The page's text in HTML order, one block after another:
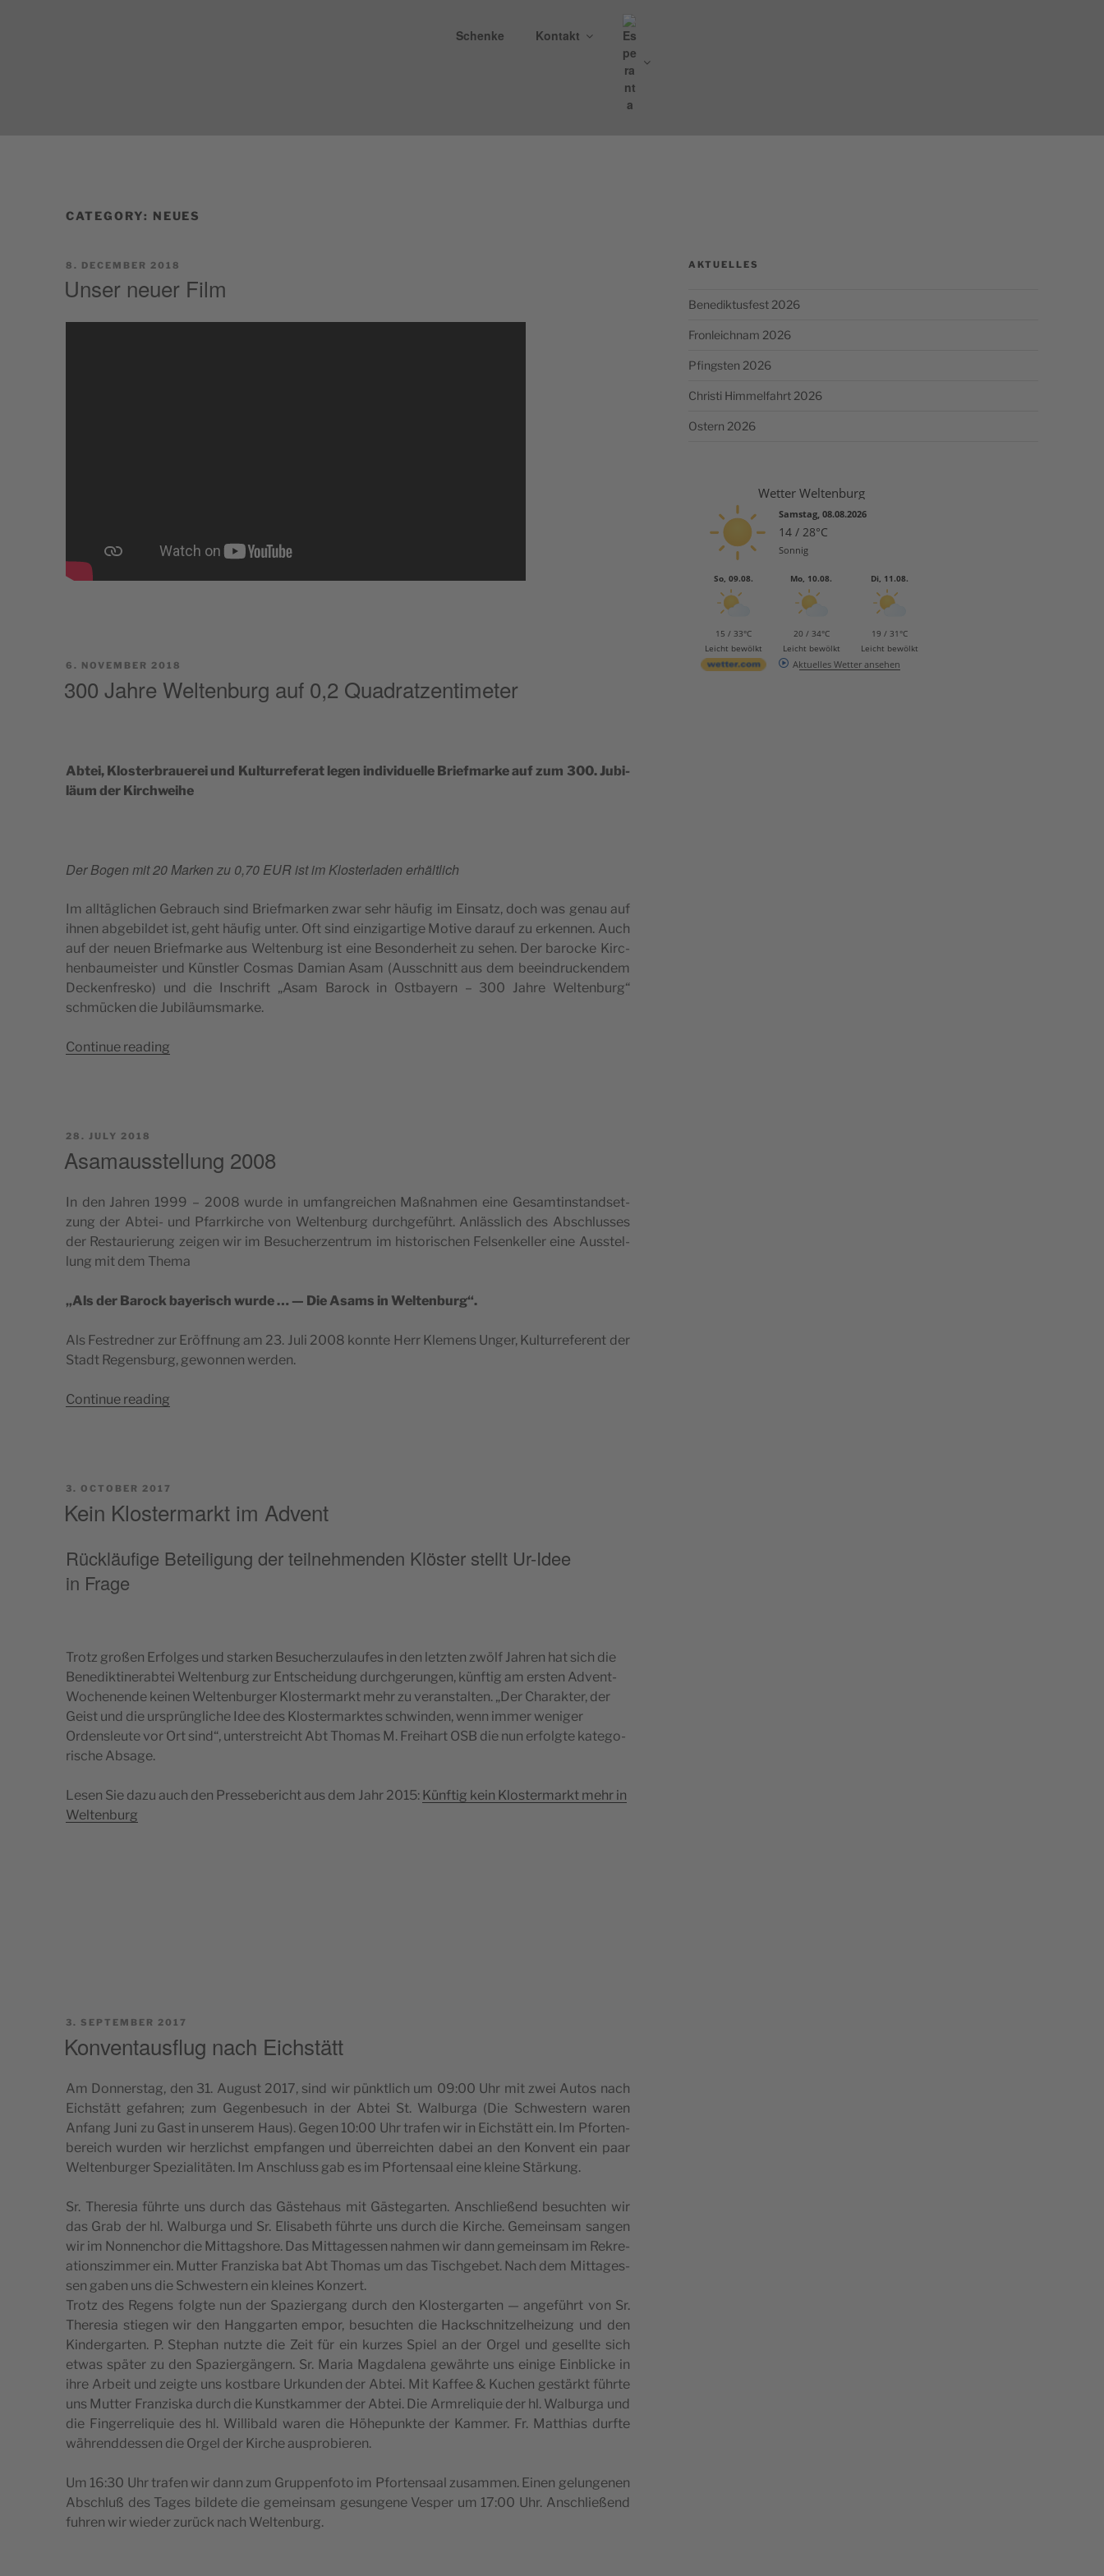
BENEDIKTINERABTEI ST. GEORG
Schenke Kontakt
CATEGORY: NEUES
POSTED
8. DECEMBER 2018
Unser neuer Film
POSTED
6. NOVEMBER 2018
300 Jahre Weltenburg auf 0,2 Quadratzentimeter
Abtei, Klo­s­ter­bra­u­e­rei und Kul­tu­rre­fe­rat legen indi­vi­du­el­le Bri­ef­mar­ke auf zum 300. Jubi­
läum der Kirchweihe
Der Bogen mit 20 Mar­ken zu 0,70 EUR ist im Klo­s­ter­la­den erhältlich
Im alltäglic­hen Gebra­uch sind Bri­ef­mar­ken zwar sehr häu­fig im Ein­satz, doch was genau auf
ihnen abge­bil­det ist, geht häu­fig unter. Oft sind ein­zi­gar­t­ige Moti­ve dara­uf zu erken­nen. Auch
auf der neu­en Bri­ef­mar­ke aus Wel­ten­burg ist eine Beson­der­he­it zu sehen. Der baroc­ke Kirc­
hen­ba­u­me­i­s­ter und Kün­stler Cos­mas Dami­an Asam (Aus­sc­hnitt aus dem bee­in­druc­ken­dem
Dec­ken­fre­s­ko) und die Insc­hri­ft „Asam Barock in Ost­ba­yern – 300 Jahre Wel­ten­burg“
schmüc­ken die Jubiläumsmarke.
Con­ti­nue rea­ding
0,2
POSTED
28. JULY 2018
Asamausstellung 2008
In den Jahren 1999 – 2008 wur­de in umfan­gre­ic­hen Maßna­hmen eine Gesam­tin­stand­set­
zung der Abtei- und Pfa­rr­kirc­he von Wel­ten­burg durc­hge­führt. Anläss­lich des Absc­hlus­ses
der Res­ta­u­ri­e­rung zei­gen wir im Besuc­her­zen­trum im his­to­ri­sc­hen Fel­sen­kel­ler eine Aus­s­tel­
lung mit dem Thema
„Als der Barock baye­ri­sch wur­de … — Die Asams in Wel­ten­burg“.
Als Festred­ner zur Eröffnung am 23. Juli 2008 konn­te Herr Kle­mens Unger, Kul­tu­rre­fe­rent der
Stadt Regen­s­burg, gewon­nen werden.
Con­ti­nue rea­ding
POSTED
3. OCTOBER 2017
Kein Klostermarkt im Advent
Rückläufige Beteiligung der teilnehmenden Klöster stellt Ur-Idee
in Frage
Trotz gro­ßen Erfol­ges und star­ken Besuc­her­zu­la­u­fes in den letz­ten zwölf Jahren hat sich die
Bene­dik­ti­ne­rab­tei Wel­ten­burg zur Ent­sc­he­i­dung durc­hge­run­gen, kün­f­tig am ers­ten Advent-
Woc­he­n­ende kei­nen Wel­ten­bur­ger Klo­s­ter­markt mehr zu veran­stal­ten. „Der Cha­rak­ter, der
Geist und die urs­prün­glic­he Idee des Klo­s­ter­mark­tes schwin­den, wenn immer weni­ger
Ordens­le­u­te vor Ort sind“, unter­s­tre­ic­ht Abt Tho­mas M. Fre­i­hart OSB die nun erfolg­te kate­go­
ri­sc­he Absage.
Lesen Sie dazu auch den Pres­se­be­ric­ht aus dem Jahr 2015: Kün­f­tig kein Klo­s­ter­markt mehr in
Weltenburg
POSTED
3. SEPTEMBER 2017
Konventausflug nach Eichstätt
Am Don­ner­s­tag, den 31. August 2017, sind wir pünk­tlich um 09:00 Uhr mit zwei Autos nach
Eic­hs­tätt gefa­hren; zum Gegen­be­such in der Abtei St. Wal­bur­ga (Die Schwe­s­tern waren
Anfang Juni zu Gast in unse­rem Haus). Gegen 10:00 Uhr tra­fen wir in Eic­hs­tätt ein. Im Pfor­ten­
be­re­ich wur­den wir herz­lic­hst emp­fan­gen und übe­rre­ic­hten dabei an den Kon­vent ein paar
Wel­ten­bur­ger Spe­zi­a­li­täten. Im Ansc­hluss gab es im Pfor­ten­sa­al eine kle­i­ne Stärkung.
Sr. The­re­sia führ­te uns durch das Gäs­te­ha­us mit Gäs­te­gar­ten. Ansc­hli­e­ßend besuc­hten wir
das Grab der hl. Wal­bur­ga und Sr. Eli­sa­beth führ­te uns durch die Kirc­he. Geme­in­sam san­gen
wir im Non­nenc­hor die Mit­tags­ho­re. Das Mit­ta­ges­sen nahmen wir dann geme­in­sam im Rekre­
a­ti­ons­zim­mer ein. Mut­ter Fran­zi­s­ka bat Abt Tho­mas um das Tisc­hge­bet. Nach dem Mit­ta­ges­
sen gaben uns die Schwe­s­tern ein kle­i­nes Konzert.
Trotz des Regens folg­te nun der Spa­zi­er­gang durch den Klo­s­ter­gar­ten — ange­führt von Sr.
The­re­sia sti­e­gen wir den Hang­gar­ten empor, besuc­hten die Hack­sc­hnit­zel­he­i­zung und den
Kin­der­gar­ten. P. Step­han nutz­te die Zeit für ein kur­zes Spi­el an der Orgel und gesellte sich
etwas später zu den Spa­zi­er­gän­gern. Sr. Maria Mag­da­le­na gewähr­te uns ein­ige Ein­blic­ke in
ihre Arbe­it und zeig­te uns kost­b­are Urkun­den der Abtei. Mit Kaf­fee & Kuc­hen ges­tärkt führ­te
uns Mut­ter Fran­zi­s­ka durch die Kun­st­kam­mer der Abtei. Die Arm­re­li­qu­ie der hl. Wal­bur­ga und
die Fin­ge­rre­li­qu­ie des hl. Wil­li­bald waren die Höhe­punk­te der Kam­mer. Fr. Matt­hi­as dur­f­te
während­des­sen die Orgel der Kirc­he ausprobieren.
Um 16:30 Uhr tra­fen wir dann zum Gru­ppen­f­oto im Pfor­ten­sa­al zusam­men. Einen gelun­ge­nen
Absc­hluß des Tages bil­d­ete die geme­in­sam gesun­ge­ne Ves­per um 17:00 Uhr. Ansc­hli­e­ßend
fuhren wir wie­der zurück nach Weltenburg.
AKTUELLES
Benediktusfest 2026
Fronleichnam 2026
Pfingsten 2026
Christi Himmelfahrt 2026
Ostern 2026
Wetter Weltenburg
Samstag, 08.08.2026
14 / 28°C
Sonnig
So, 09.08.
15 / 33°C
Leicht bewölkt
Mo, 10.08.
20 / 34°C
Leicht bewölkt
Di, 11.08.
19 / 31°C
Leicht bewölkt
Aktuelles Wetter ansehen